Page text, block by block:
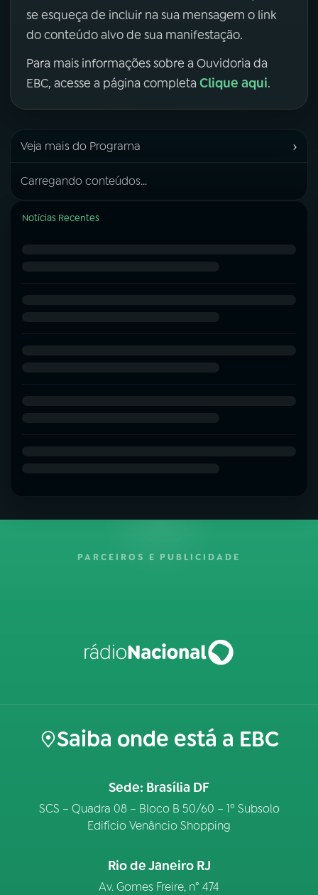
se esqueça de incluir na sua mensagem o link
do conteúdo alvo de sua manifestação.
Para mais informações sobre a Ouvidoria da
EBC, acesse a página completa Clique aqui.
Veja mais do Programa ›
Carregando conteúdos...
Notícias Recentes
PARCEIROS E PUBLICIDADE
Saiba onde está a EBC
Sede: Brasília DF
SCS – Quadra 08 – Bloco B 50/60 – 1º Subsolo
Edifício Venâncio Shopping
Rio de Janeiro RJ
Av. Gomes Freire, n° 474